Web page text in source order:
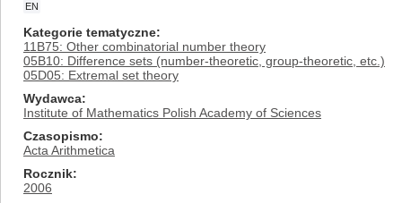
EN
Kategorie tematyczne
11B75: Other combinatorial number theory
05B10: Difference sets (number-theoretic, group-theoretic, etc.)
05D05: Extremal set theory
Wydawca
Institute of Mathematics Polish Academy of Sciences
Czasopismo
Acta Arithmetica
Rocznik
2006